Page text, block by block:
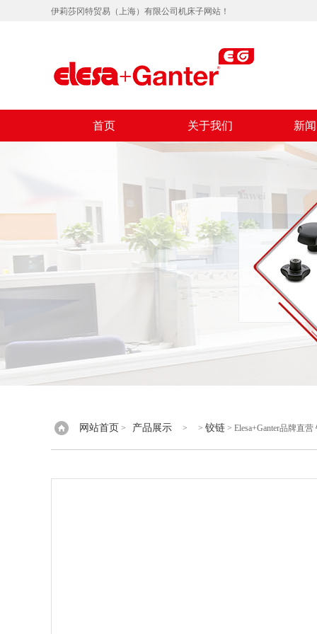
伊莉莎冈特贸易（上海）有限公司机床子网站！
首页 关于我们 新
网站首页 > 产品展示 > > 铰链 > Elesa+Ganter品牌直